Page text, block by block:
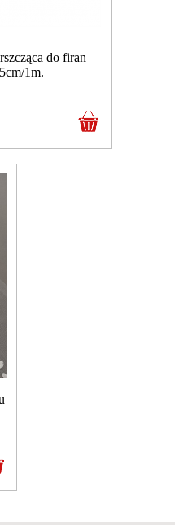
do firan
1m.